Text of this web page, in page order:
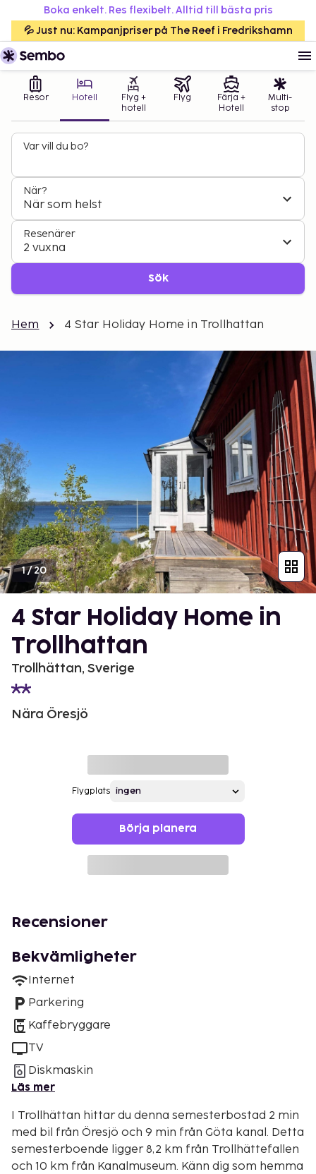
Boka enkelt. Res flexibelt. Alltid till bästa pris
💦 Just nu: Kampanjpriser på The Reef i Fredrikshamn
Resor Hotell
Flyg +
hotell
Flyg
Färja +
Hotell
Multi-
stop
Var vill du bo?
När?
När som helst
Resenärer
2 vuxna
Sök
Hem 4 Star Holiday Home in Trollhattan
1/20
4 Star Holiday Home in
Trollhattan
Trollhättan, Sverige
Nära Öresjö
Flygplats
Börja planera
Recensioner
Bekvämligheter
Internet
Parkering
Kaffebryggare
TV
Diskmaskin
Läs mer
I Trollhättan hittar du denna semesterbostad 2 min
med bil från Öresjö och 9 min från Göta kanal. Detta
semesterboende ligger 8,2 km från Trollhättefallen
och 10 km från Kanalmuseum. Känn dig som hemma